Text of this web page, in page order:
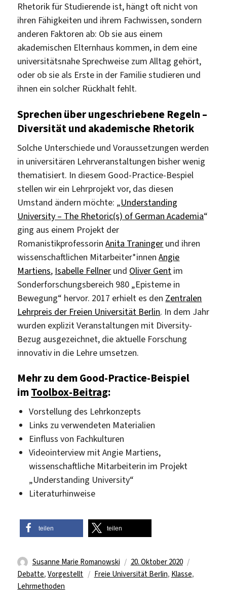
Rhetorik für Studierende ist, hängt oft nicht von
ihren Fähigkeiten und ihrem Fachwissen, sondern
anderen Faktoren ab: Ob sie aus einem
akademischen Elternhaus kommen, in dem eine
universitätsnahe Sprechweise zum Alltag gehört,
oder ob sie als Erste in der Familie studieren und
ihnen ein solcher Rückhalt fehlt.
Sprechen über ungeschriebene Regeln –
Diversität und akademische Rhetorik
Solche Unterschiede und Voraussetzungen werden
in universitären Lehrveranstaltungen bisher wenig
thematisiert. In diesem Good-Practice-Bespiel
stellen wir ein Lehrprojekt vor, das diesen
Umstand ändern möchte: „Understanding
University – The Rhetoric(s) of German Academia“
ging aus einem Projekt der
RomanistikprofessorinAnita Traninger und ihren
wissenschaftlichen Mitarbeiter*innenAngie
Martiens, Isabelle Fellner und Oliver Gent im
Sonderforschungsbereich 980 „Episteme in
Bewegung“ hervor. 2017 erhielt es den Zentralen
Lehrpreis der Freien Universität Berlin. In dem Jahr
wurden explizit Veranstaltungen mit Diversity-
Bezug ausgezeichnet, die aktuelle Forschung
innovativ in die Lehre umsetzen.
Mehr zu dem Good-Practice-Beispiel
imToolbox-Beitrag:
Vorstellung des Lehrkonzepts
Links zu verwendeten Materialien
Einfluss von Fachkulturen
Videointerview mit Angie Martiens,
wissenschaftliche Mitarbeiterin im Projekt
„Understanding University“
Literaturhinweise
teilen teilen
Autor
Susanne Marie Romanowski
Veröffentlicht
am
20. Oktober 2020
Debatte,Vorgestellt Schlagwörter
Freie Universität Berlin, Klasse,
Lehrmethoden